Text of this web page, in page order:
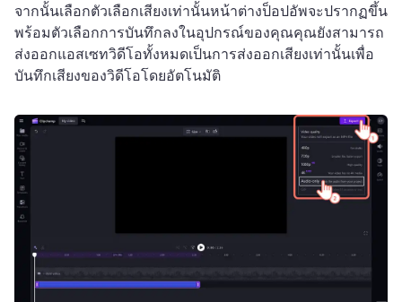
จากนั้นเลือกตัวเลือกเสียงเท่านั้นหน้าต่างป็อปอัพจะปรากฏขึ้น
พร้อมตัวเลือกการบันทึกลงในอุปกรณ์ของคุณคุณยังสามารถ
ส่งออกแอสเซทวิดีโอทั้งหมดเป็นการส่งออกเสียงเท่านั้นเพื่อ
บันทึกเสียงของวิดีโอโดยอัตโนมัติ